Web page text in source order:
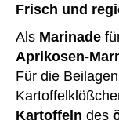
Frisch und
Als Marinade
Aprikosen-
Für die
Kartoffeln des